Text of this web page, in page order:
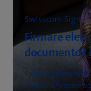
Swisscom Sign
Firmare
documento?
Firmare senza
possibile firmare